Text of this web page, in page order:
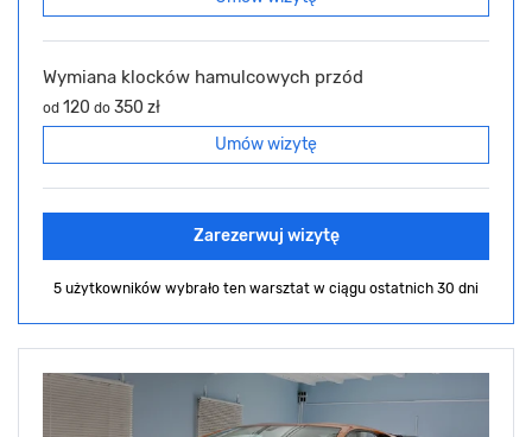
Wymiana klocków hamulcowych przód
od 120 do 350 zł
Umów wizytę
Zarezerwuj wizytę
5 użytkowników wybrało ten warsztat w ciągu ostatnich 30 dni